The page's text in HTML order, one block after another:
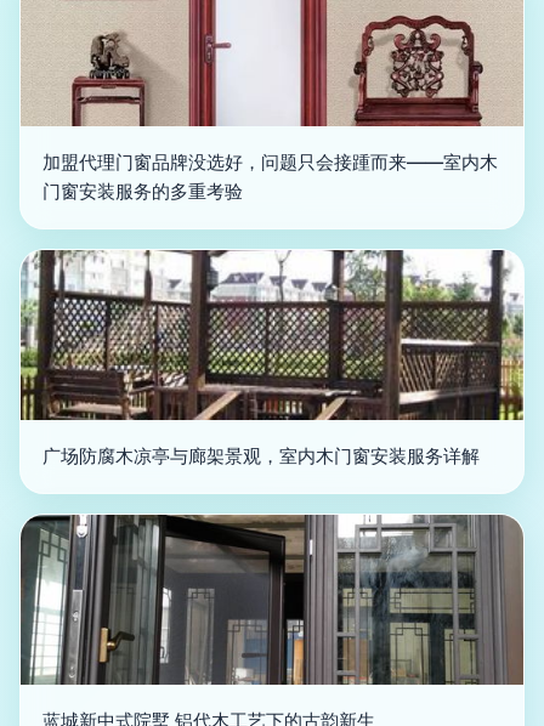
加盟代理门窗品牌没选好，问题只会接踵而来——室内木
门窗安装服务的多重考验
广场防腐木凉亭与廊架景观，室内木门窗安装服务详解
蓝城新中式院墅 铝代木工艺下的古韵新生